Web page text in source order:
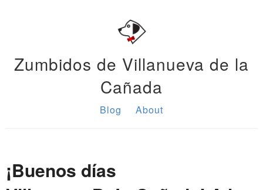
Zumbidos de Villanueva de la
Cañada
Blog About
¡Buenos días